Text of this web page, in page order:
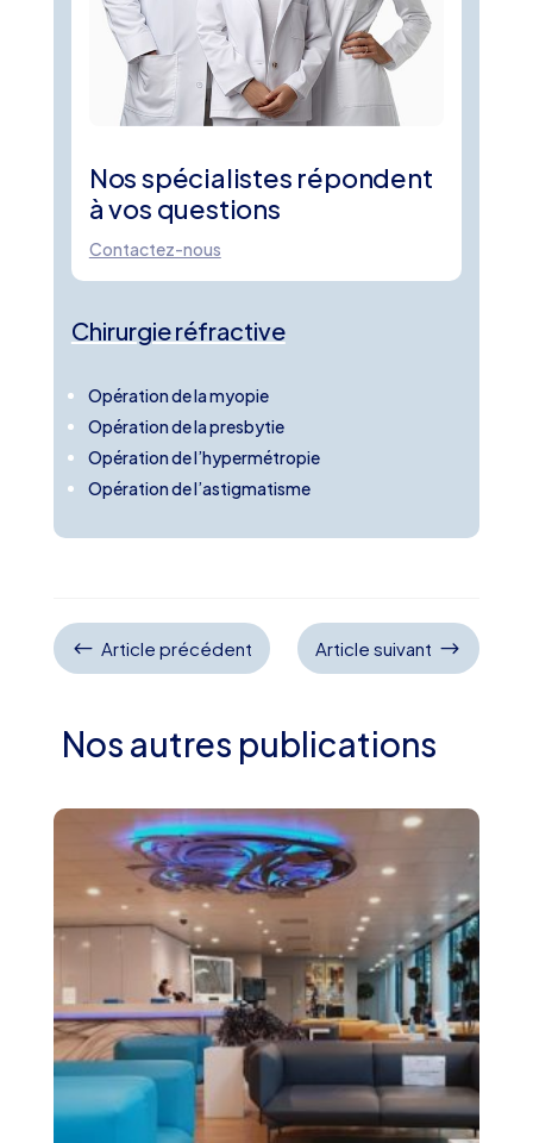
Nos spécialistes répondent
à vos questions
Contactez-nous
Chirurgie réfractive
Opération de la myopie
Opération de la presbytie
Opération de l’hypermétropie
Opération de l’astigmatisme
# Article précédent Article suivant $
Nos autres publications